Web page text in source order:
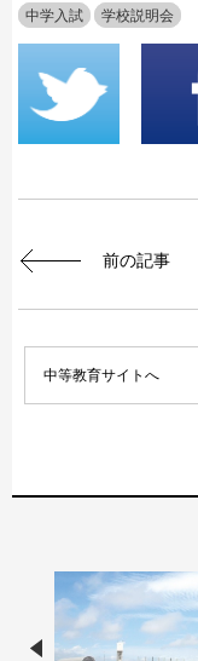
中学入試 学校説明会
前の記事
中等教育サイトへ
Prev